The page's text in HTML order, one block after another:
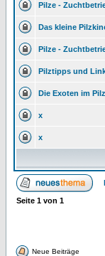
Pilze -
Das kleine
Pilze -
Pilztipps und
Die Exoten im
x
x
Seite 1 von 1
Neue Beiträge